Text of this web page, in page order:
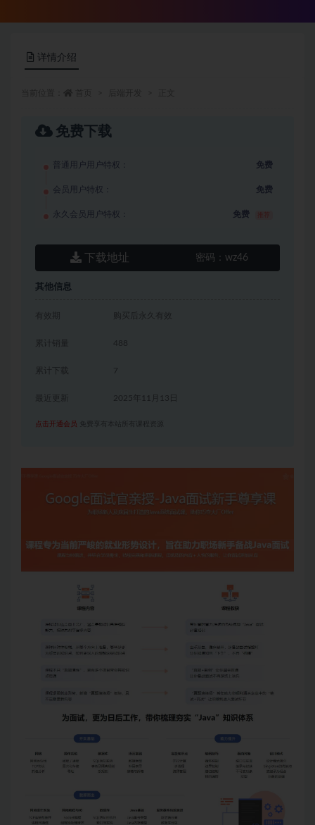
详情介绍
免费下载
普通用户用户特权： 免费
会员用户特权： 免费
永久会员用户特权： 免费
下载地址 密码： wz46
其他信息
有效期 购买后永久有效
累计销量 488
累计下载 7
2025年11月13日
点击开通会员 免费享有本站所有课程资源